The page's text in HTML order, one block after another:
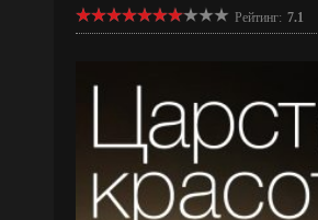
Рейтинг: 7.1